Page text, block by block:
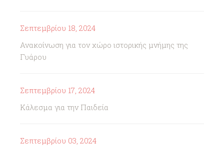
Σεπτεμβρίου 18, 2024
Ανακοίνωση για τον χώρο ιστορικής μνήμης της
Γυάρου
Σεπτεμβρίου 17, 2024
Κάλεσμα για την Παιδεία
Σεπτεμβρίου 03, 2024